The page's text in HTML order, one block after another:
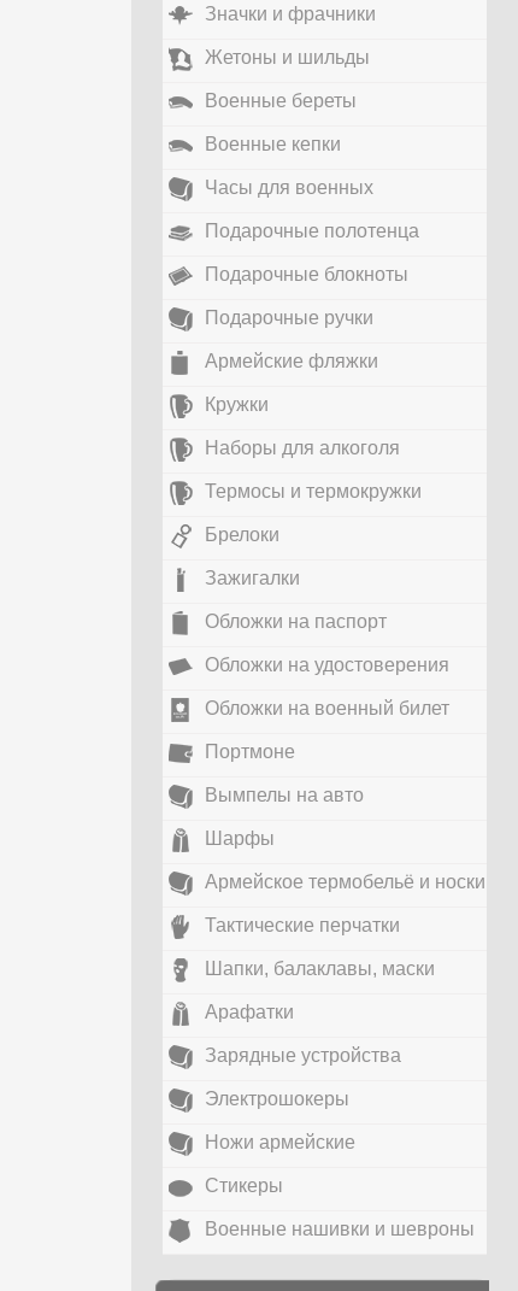
Значки и фрачники
Жетоны и шильды
Военные береты
Военные кепки
Часы для военных
Подарочные полотенца
Подарочные блокноты
Подарочные ручки
Армейские фляжки
Кружки
Наборы для алкоголя
Термосы и термокружки
Брелоки
Зажигалки
Обложки на паспорт
Обложки на удостоверения
Обложки на военный билет
Портмоне
Вымпелы на авто
Шарфы
Армейское термобельё и носки
Тактические перчатки
Шапки, балаклавы, маски
Арафатки
Зарядные устройства
Электрошокеры
Ножи армейские
Стикеры
Военные нашивки и шевроны